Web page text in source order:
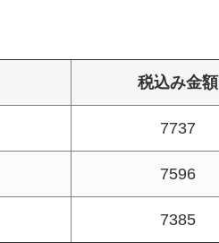
税込み金額
7737
7596
7385